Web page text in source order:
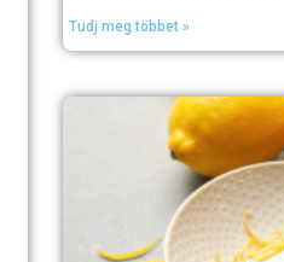
Tudj meg többet »